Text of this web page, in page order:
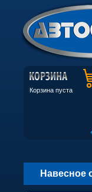
Корзина пуста
Навесное